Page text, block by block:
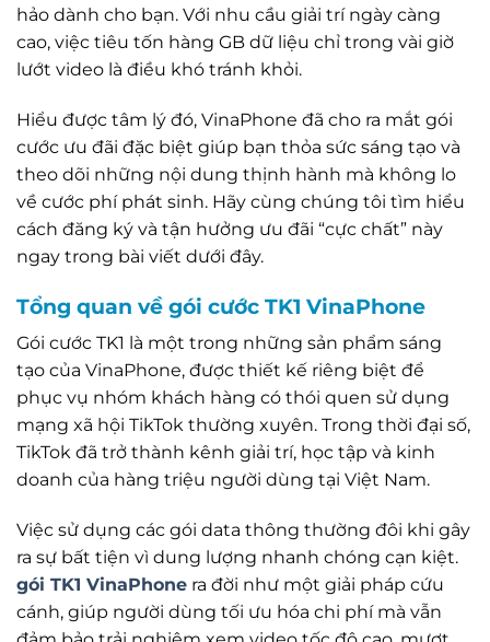
hảo dành cho bạn. Với nhu cầu giải trí ngày càng
cao, việc tiêu tốn hàng GB dữ liệu chỉ trong vài giờ
lướt video là điều khó tránh khỏi.
Hiểu được tâm lý đó, VinaPhone đã cho ra mắt gói
cước ưu đãi đặc biệt giúp bạn thỏa sức sáng tạo và
theo dõi những nội dung thịnh hành mà không lo
về cước phí phát sinh. Hãy cùng chúng tôi tìm hiểu
cách đăng ký và tận hưởng ưu đãi “cực chất” này
ngay trong bài viết dưới đây.
Tổng quan về gói cước TK1 VinaPhone
Gói cước TK1 là một trong những sản phẩm sáng
tạo của VinaPhone, được thiết kế riêng biệt để
phục vụ nhóm khách hàng có thói quen sử dụng
mạng xã hội TikTok thường xuyên. Trong thời đại số,
TikTok đã trở thành kênh giải trí, học tập và kinh
doanh của hàng triệu người dùng tại Việt Nam.
Việc sử dụng các gói data thông thường đôi khi gây
ra sự bất tiện vì dung lượng nhanh chóng cạn kiệt.
gói TK1 VinaPhone ra đời như một giải pháp cứu
cánh, giúp người dùng tối ưu hóa chi phí mà vẫn